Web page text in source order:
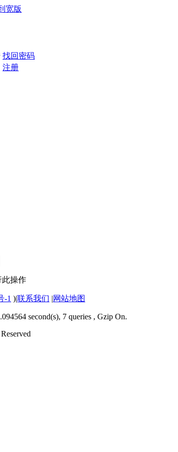
宽版
找回密码
注册
此操作
-1 )|联系我们 |网站地图
second(s), 7 queries , Gzip On.